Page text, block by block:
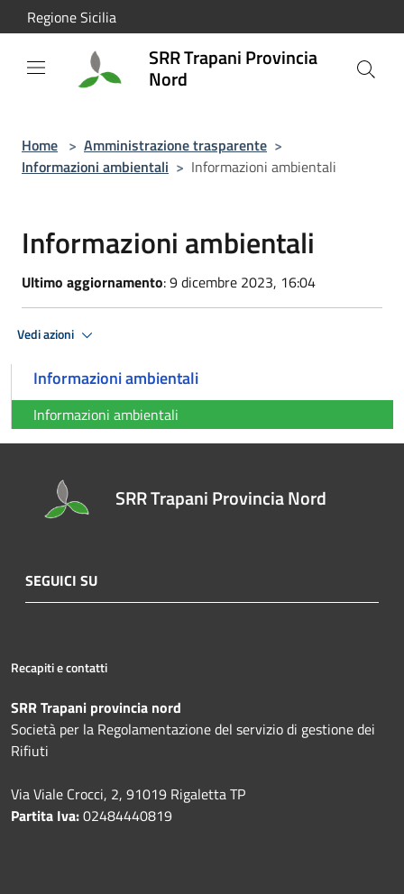
Salta al contenuto principale
Regione Sicilia
SRR Trapani Provincia
Nord
Home > Amministrazione trasparente >
Informazioni ambientali > Informazioni ambientali
Informazioni ambientali
Ultimo aggiornamento: 9 dicembre 2023, 16:04
Vedi azioni
Informazioni ambientali
Informazioni ambientali
SRR Trapani Provincia Nord
SEGUICI SU
Recapiti e contatti
SRR Trapani provincia nord
Società per la Regolamentazione del servizio di gestione dei
Rifiuti
Via Viale Crocci, 2, 91019 Rigaletta TP
Partita Iva:02484440819